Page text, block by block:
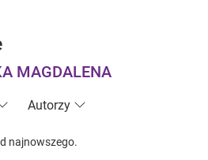
MAGDALENA
Autorzy
najnowszego.